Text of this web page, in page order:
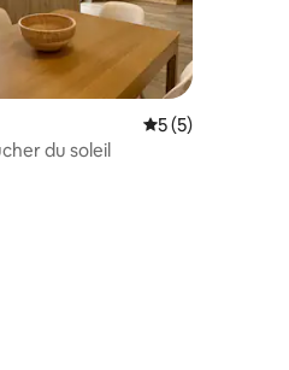
de 26 commentaires : 5 sur 5
Évaluation
5 (5)
du soleil